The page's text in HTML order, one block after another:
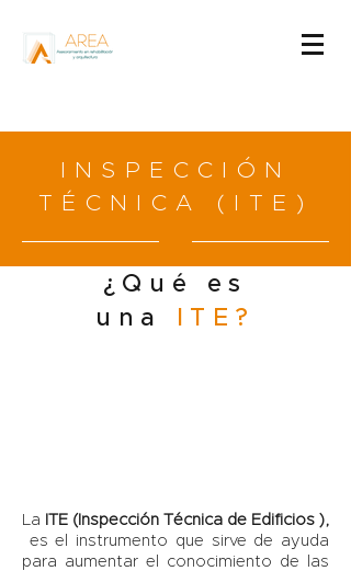
INSPECCIÓN
TÉCNICA (ITE)
¿Qué es
una
ITE?
La ITE (Inspección Técnica de Edificios ),
es el instrumento que sirve de ayuda
para aumentar el conocimiento de las